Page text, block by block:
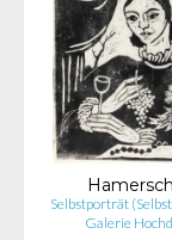
Selbstporträt
Galerie